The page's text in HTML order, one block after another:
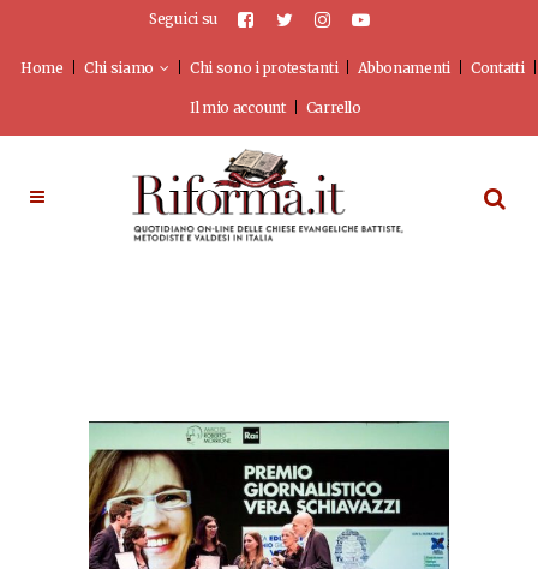
Seguici su
Home Chi siamo Chi sono i protestanti Abbonamenti Contatti
Il mio account Carrello